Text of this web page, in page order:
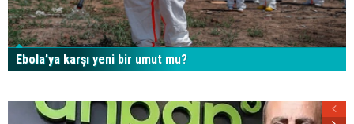
Ebola’ya karşı yeni bir umut mu?